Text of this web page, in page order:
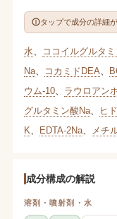
タップで成分の詳細
水 ココイルグルタ
Na、 コカミドDEA
ウム-10、 ラウロアン
グルタミン酸Na、 ヒ
K
EDTA-2Na、 メチ
成分構成の解説
溶剤・噴射剤・水